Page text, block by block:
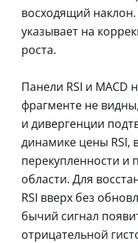
восходящий
указывает на
роста.
Панели RSI и MACD
фрагменте не
и дивергенции
динамике цены RSI,
перекупленности и
области. Для
RSI вверх без
бычий сигнал
отрицательной